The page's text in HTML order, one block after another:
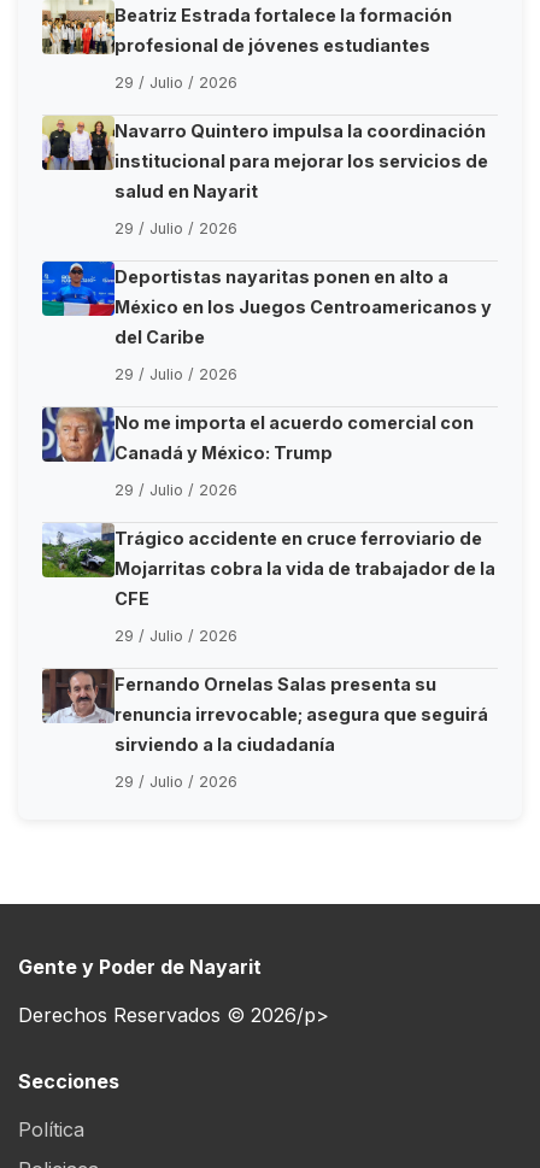
Beatriz Estrada fortalece la formación
profesional de jóvenes estudiantes
29 / Julio / 2026
Navarro Quintero impulsa la coordinación
institucional para mejorar los servicios de
salud en Nayarit
29 / Julio / 2026
Deportistas nayaritas ponen en alto a
México en los Juegos Centroamericanos y
del Caribe
29 / Julio / 2026
No me importa el acuerdo comercial con
Canadá y México: Trump
29 / Julio / 2026
Trágico accidente en cruce ferroviario de
Mojarritas cobra la vida de trabajador de la
CFE
29 / Julio / 2026
Fernando Ornelas Salas presenta su
renuncia irrevocable; asegura que seguirá
sirviendo a la ciudadanía
29 / Julio / 2026
Gente y Poder de Nayarit
Derechos Reservados © 2026/p>
Secciones
Política